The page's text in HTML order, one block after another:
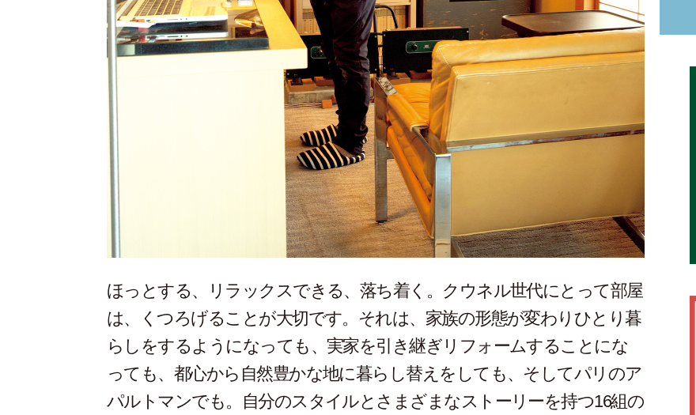
ほっとする、リラックスできる、落ち着く。クウネル世代にとって部屋
は、くつろげることが大切です。それは、家族の形態が変わりひとり暮
らしをするようになっても、実家を引き継ぎリフォームすることにな
っても、都心から自然豊かな地に暮らし替えをしても、そしてパリのア
パルトマンでも。自分のスタイルとさまざまなストーリーを持つ16組の